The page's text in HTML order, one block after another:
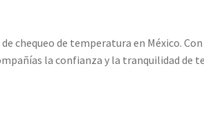
chequeo de temperatura en México.
la confianza y la tranquilidad de